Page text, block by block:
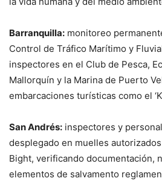
Barranquilla: monitoreo
Control de Tráfico Marítimo y
inspectores en el Club de Pesca,
Mallorquín y la Marina de Puerto
embarcaciones turísticas como el
San Andrés: inspectores y
desplegado en muelles
Bight, verificando documentación,
elementos de salvamento